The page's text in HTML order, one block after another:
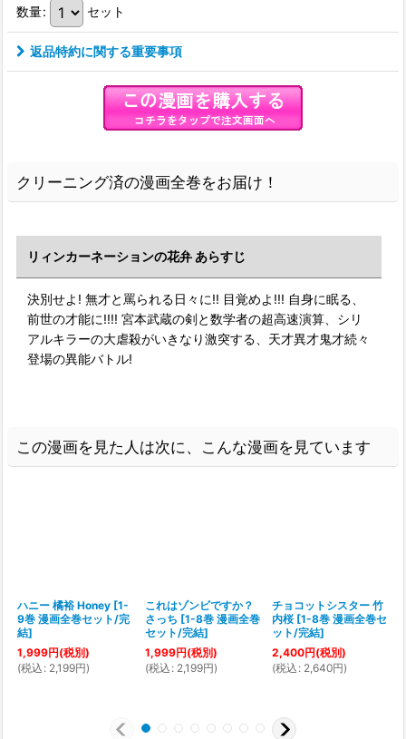
数量: セット
返品特約に関する重要事項
クリーニング済の漫画全巻をお届け！
リィンカーネーションの花弁 あらすじ
決別せよ! 無才と罵られる日々に!! 目覚めよ!!! 自身に眠る、
前世の才能に!!!! 宮本武蔵の剣と数学者の超高速演算、シリ
アルキラーの大虐殺がいきなり激突する、天才異才鬼才続々
登場の異能バトル!
この漫画を見た人は次に、こんな漫画を見ています
ハニー 橘裕 Honey [1-
9巻 漫画全巻セット/完
結]
1,999円(税別)
(税込 : 2,199円)
これはゾンビですか？
さっち [1-8巻 漫画全巻
セット/完結]
1,999円(税別)
(税込 : 2,199円)
チョコットシスター 竹
内桜 [1-8巻 漫画全巻セ
ット/完結]
2,400円(税別)
(税込 : 2,640円)